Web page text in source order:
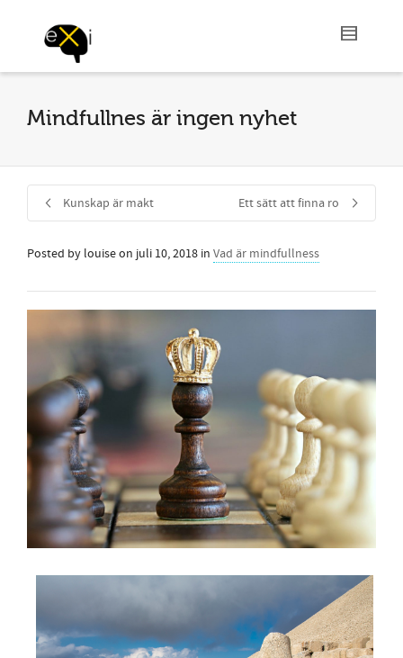
Mindfullnes är ingen nyhet
Kunskap är makt Ett sätt att finna ro
Posted by louiseon juli 10, 2018 in Vad är mindfullness